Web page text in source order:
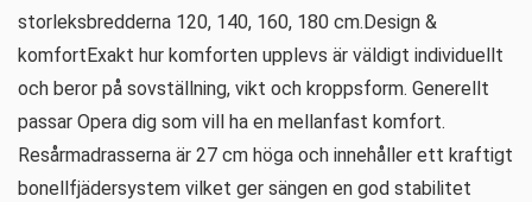
storleksbredderna 120, 140, 160, 180 cm.Design &
komfortExakt hur komforten upplevs är väldigt individuellt
och beror på sovställning, vikt och kroppsform. Generellt
passar Opera dig som vill ha en mellanfast komfort.
Resårmadrasserna är 27 cm höga och innehåller ett kraftigt
bonellfjädersystem vilket ger sängen en god stabilitet